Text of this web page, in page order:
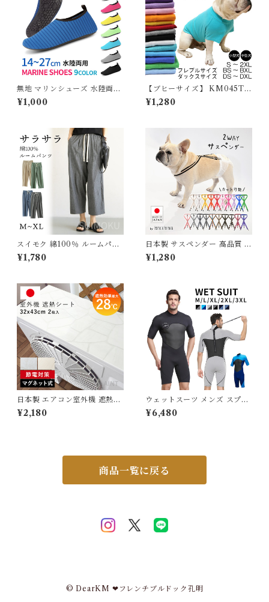
無地 マリンシューズ 水陸両用
14〜27cm レディース メンズ
キッズ 子供用 室内シューズ ビ
ンダル 排水機能 岩場 砂浜 海
遊び 川 釣り メッシュ 介護 介
護用 入浴介助 学校 室内 G20
¥1,000
【ブヒーサイズ】 KM045TS
大型犬 服 犬 夏服 綿100％ T
シャツ 無地 シンプル コットン
リー アレンジ 大人気 カラフル
ドッグウェア ペットウェア ペ
ット服 カジュアル おしゃれ K
M045TS
¥1,280
スイモク 綿100％ ルームパン
ツ ロング丈 サラサラ パジャマ
9分丈 ゆったり ルームウェア
ットン シンプル オシャレ 薄手
軽い 快適 部屋着 5686423
【水沐良品】
¥1,780
日本製 サスペンダー 高品質 金
属クリップ 無地 ボーダー 全2
0色 犬 猫 調整可能 カット可能
¥1,280
日本製 エアコン室外機 遮熱シ
ート 日除け 室外機カバー 遮熱
直射日光 -28℃ 省エネ 断熱
機カバー 大型 シンプル 木目
¥2,180
ウェットスーツ メンズ スプリ
ング シンプル 2mm サーフィ
ン ダイビング マリンスポーツ
¥6,480
商品一覧に戻る
© DearKM ❤︎フレンチブルドック孔明